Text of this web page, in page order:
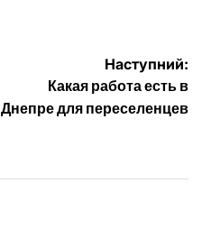
Наступний:
Какая работа есть в
Днепре для переселенцев